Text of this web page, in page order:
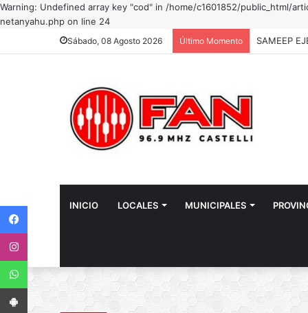
Warning: Undefined array key "cod" in /home/c1601852/public_html/
netanyahu.php on line 24
Sábado, 08 Agosto 2026 Último Momento
INICIO LOCALES MUNICIPALES